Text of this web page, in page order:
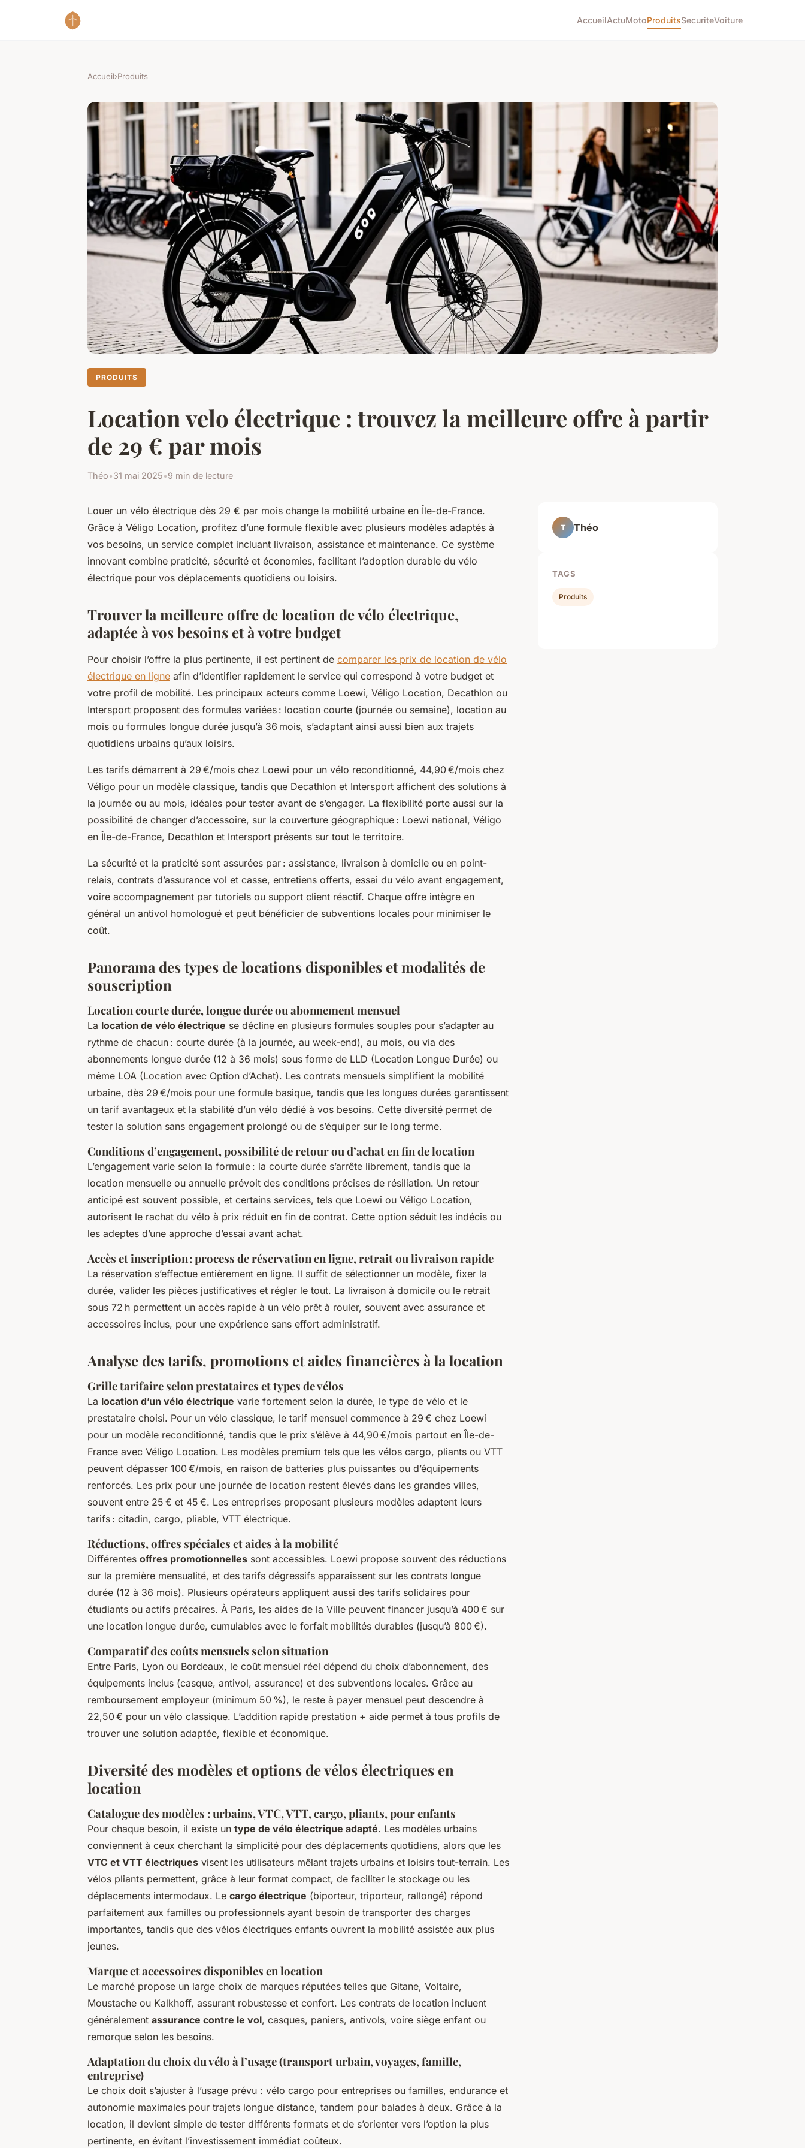
AccueilActuMotoProduitsSecuriteVoiture
Accueil›Produits
PRODUITS
Location velo électrique : trouvez la meilleure offre à partir
de 29 € par mois
Théo•31 mai 2025•9 min de lecture
Louer un vélo électrique dès 29 € par mois change la mobilité urbaine en Île-de-France.
Grâce à Véligo Location, profitez d’une formule flexible avec plusieurs modèles adaptés à
vos besoins, un service complet incluant livraison, assistance et maintenance. Ce système
innovant combine praticité, sécurité et économies, facilitant l’adoption durable du vélo
électrique pour vos déplacements quotidiens ou loisirs.
Trouver la meilleure offre de location de vélo électrique,
adaptée à vos besoins et à votre budget
Pour choisir l’offre la plus pertinente, il est pertinent de comparer les prix de location de vélo
électrique en ligne afin d’identifier rapidement le service qui correspond à votre budget et
votre profil de mobilité. Les principaux acteurs comme Loewi, Véligo Location, Decathlon ou
Intersport proposent des formules variées : location courte (journée ou semaine), location au
mois ou formules longue durée jusqu’à 36 mois, s’adaptant ainsi aussi bien aux trajets
quotidiens urbains qu’aux loisirs.
Les tarifs démarrent à 29 €/mois chez Loewi pour un vélo reconditionné, 44,90 €/mois chez
Véligo pour un modèle classique, tandis que Decathlon et Intersport affichent des solutions à
la journée ou au mois, idéales pour tester avant de s’engager. La flexibilité porte aussi sur la
possibilité de changer d’accessoire, sur la couverture géographique : Loewi national, Véligo
en Île-de-France, Decathlon et Intersport présents sur tout le territoire.
La sécurité et la praticité sont assurées par : assistance, livraison à domicile ou en point-
relais, contrats d’assurance vol et casse, entretiens offerts, essai du vélo avant engagement,
voire accompagnement par tutoriels ou support client réactif. Chaque offre intègre en
général un antivol homologué et peut bénéficier de subventions locales pour minimiser le
coût.
Panorama des types de locations disponibles et modalités de
souscription
Location courte durée, longue durée ou abonnement mensuel
La location de vélo électrique se décline en plusieurs formules souples pour s’adapter au
rythme de chacun : courte durée (à la journée, au week-end), au mois, ou via des
abonnements longue durée (12 à 36 mois) sous forme de LLD (Location Longue Durée) ou
même LOA (Location avec Option d’Achat). Les contrats mensuels simplifient la mobilité
urbaine, dès 29 €/mois pour une formule basique, tandis que les longues durées garantissent
un tarif avantageux et la stabilité d’un vélo dédié à vos besoins. Cette diversité permet de
tester la solution sans engagement prolongé ou de s’équiper sur le long terme.
Conditions d’engagement, possibilité de retour ou d’achat en fin de location
L’engagement varie selon la formule : la courte durée s’arrête librement, tandis que la
location mensuelle ou annuelle prévoit des conditions précises de résiliation. Un retour
anticipé est souvent possible, et certains services, tels que Loewi ou Véligo Location,
autorisent le rachat du vélo à prix réduit en fin de contrat. Cette option séduit les indécis ou
les adeptes d’une approche d’essai avant achat.
Accès et inscription : process de réservation en ligne, retrait ou livraison rapide
La réservation s’effectue entièrement en ligne. Il suffit de sélectionner un modèle, fixer la
durée, valider les pièces justificatives et régler le tout. La livraison à domicile ou le retrait
sous 72 h permettent un accès rapide à un vélo prêt à rouler, souvent avec assurance et
accessoires inclus, pour une expérience sans effort administratif.
Analyse des tarifs, promotions et aides financières à la location
Grille tarifaire selon prestataires et types de vélos
La location d’un vélo électrique varie fortement selon la durée, le type de vélo et le
prestataire choisi. Pour un vélo classique, le tarif mensuel commence à 29 € chez Loewi
pour un modèle reconditionné, tandis que le prix s’élève à 44,90 €/mois partout en Île-de-
France avec Véligo Location. Les modèles premium tels que les vélos cargo, pliants ou VTT
peuvent dépasser 100 €/mois, en raison de batteries plus puissantes ou d’équipements
renforcés. Les prix pour une journée de location restent élevés dans les grandes villes,
souvent entre 25 € et 45 €. Les entreprises proposant plusieurs modèles adaptent leurs
tarifs : citadin, cargo, pliable, VTT électrique.
Réductions, offres spéciales et aides à la mobilité
Différentes offres promotionnelles sont accessibles. Loewi propose souvent des réductions
sur la première mensualité, et des tarifs dégressifs apparaissent sur les contrats longue
durée (12 à 36 mois). Plusieurs opérateurs appliquent aussi des tarifs solidaires pour
étudiants ou actifs précaires. À Paris, les aides de la Ville peuvent financer jusqu’à 400 € sur
une location longue durée, cumulables avec le forfait mobilités durables (jusqu’à 800 €).
Comparatif des coûts mensuels selon situation
Entre Paris, Lyon ou Bordeaux, le coût mensuel réel dépend du choix d’abonnement, des
équipements inclus (casque, antivol, assurance) et des subventions locales. Grâce au
remboursement employeur (minimum 50 %), le reste à payer mensuel peut descendre à
22,50 € pour un vélo classique. L’addition rapide prestation + aide permet à tous profils de
trouver une solution adaptée, flexible et économique.
Diversité des modèles et options de vélos électriques en
location
Catalogue des modèles : urbains, VTC, VTT, cargo, pliants, pour enfants
Pour chaque besoin, il existe un type de vélo électrique adapté. Les modèles urbains
conviennent à ceux cherchant la simplicité pour des déplacements quotidiens, alors que les
VTC et VTT électriques visent les utilisateurs mêlant trajets urbains et loisirs tout-terrain. Les
vélos pliants permettent, grâce à leur format compact, de faciliter le stockage ou les
déplacements intermodaux. Le cargo électrique (biporteur, triporteur, rallongé) répond
parfaitement aux familles ou professionnels ayant besoin de transporter des charges
importantes, tandis que des vélos électriques enfants ouvrent la mobilité assistée aux plus
jeunes.
Marque et accessoires disponibles en location
Le marché propose un large choix de marques réputées telles que Gitane, Voltaire,
Moustache ou Kalkhoff, assurant robustesse et confort. Les contrats de location incluent
généralement assurance contre le vol, casques, paniers, antivols, voire siège enfant ou
remorque selon les besoins.
Adaptation du choix du vélo à l’usage (transport urbain, voyages, famille,
entreprise)
Le choix doit s’ajuster à l’usage prévu : vélo cargo pour entreprises ou familles, endurance et
autonomie maximales pour trajets longue distance, tandem pour balades à deux. Grâce à la
location, il devient simple de tester différents formats et de s’orienter vers l’option la plus
pertinente, en évitant l’investissement immédiat coûteux.
T Théo
TAGS
Produits